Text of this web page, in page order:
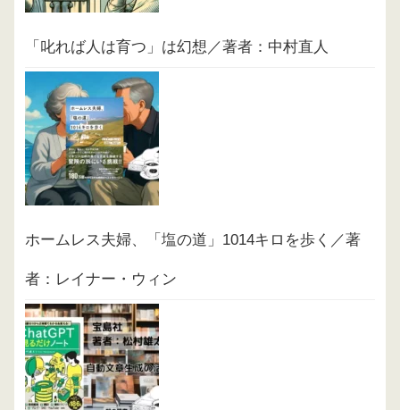
「叱れば人は育つ」は幻想／著者：中村直人
ホームレス夫婦、「塩の道」1014キロを歩く／著
者：レイナー・ウィン